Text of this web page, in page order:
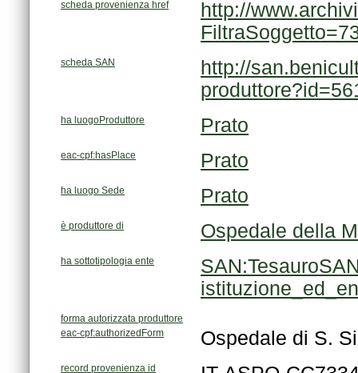
scheda provenienza href
scheda SAN
ha luogoProduttore Prato
eac-cpf:hasPlace Prato
ha luogo Sede Prato
è produttore di Ospedale della
ha sottotipologia ente
forma autorizzata produttore
eac-cpf:authorizedForm
Ospedale di S.
record provenienza id